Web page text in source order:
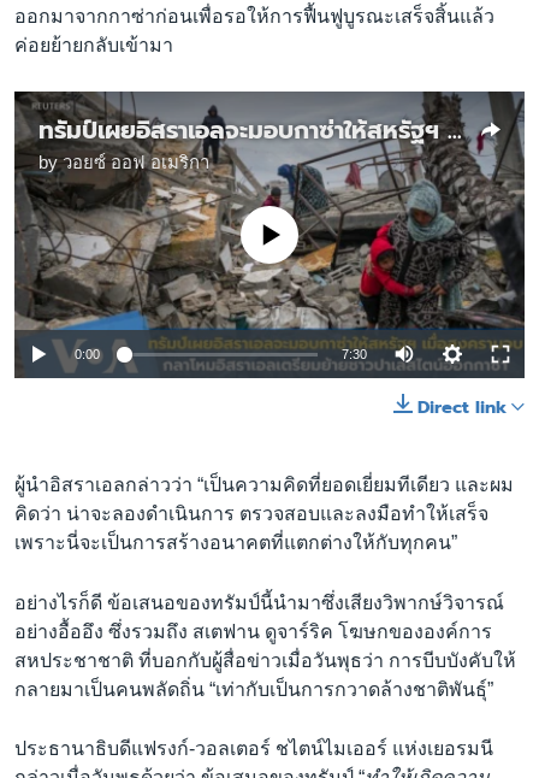
ออกมาจากกาซ่าก่อนเพื่อรอให้การฟื้นฟูบูรณะเสร็จสิ้นแล้ว
ค่อยย้ายกลับเข้ามา
ทรัมป์เผยอิสราเอลจะมอบกาซ่าให้สหรัฐฯ เมื่อสงครามจบ
byวอยซ์ ออฟ อเมริกา
240p 360p 480p
1080p
No media source currently available
0:00 7:30 Auto
480p
720p
Direct link
ผู้นำอิสราเอลกล่าวว่า “เป็นความคิดที่ยอดเยี่ยมทีเดียว และผม
คิดว่า น่าจะลองดำเนินการ ตรวจสอบและลงมือทำให้เสร็จ
เพราะนี่จะเป็นการสร้างอนาคตที่แตกต่างให้กับทุกคน”
อย่างไรก็ดี ข้อเสนอของทรัมป์นี้นำมาซึ่งเสียงวิพากษ์วิจารณ์
อย่างอื้ออึง ซึ่งรวมถึง สเตฟาน ดูจาร์ริค โฆษกขององค์การ
สหประชาชาติ ที่บอกกับผู้สื่อข่าวเมื่อวันพุธว่า การบีบบังคับให้
กลายมาเป็นคนพลัดถิ่น “เท่ากับเป็นการกวาดล้างชาติพันธุ์”
ประธานาธิบดีแฟรงก์-วอลเตอร์ ชไตน์ไมเออร์ แห่งเยอรมนี